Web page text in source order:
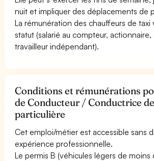
nuit et impliquer des déplacements de
La rémunération des chauffeurs de taxi
statut (salarié au compteur, actionnaire,
travailleur indépendant).
Conditions et rémunérations
de Conducteur / Conductrice
particulière
Cet emploi/métier est accessible sans
expérience professionnelle.
Le permis B (véhicules légers de